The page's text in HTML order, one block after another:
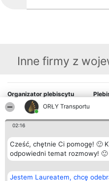
ORŁY Transportu
02:16
Cześć, chętnie Ci pomogę! 🙂
odpowiedni temat rozmowy! 🙂
Jestem Laureatem, chcę
Inne firmy z
Organizator plebiscytu
Bright Side Solutions sp. z o.
o. sp. k.
ul. Ruska 22
Wrocław 50-079
381313360 | NIP 8943132676
+48 508 492 400